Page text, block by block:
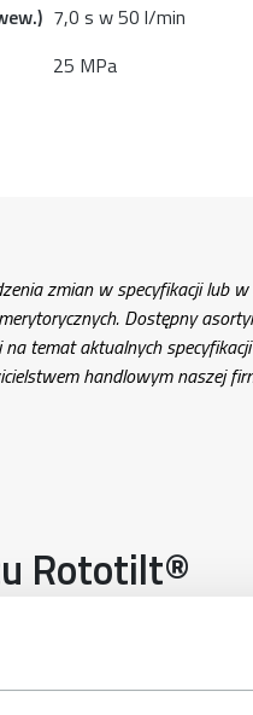
7,0 s w 50 l/min
25 MPa
zmian w specyfikacji lub
Dostępny
temat aktualnych
handlowym naszej
Rototilt®
wychodzenia z kabiny.